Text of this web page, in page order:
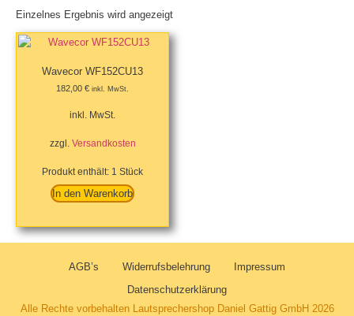
Einzelnes Ergebnis wird angezeigt
Wavecor WF152CU13
182,00 € inkl. MwSt.
inkl. MwSt.
zzgl. Versandkosten
Produkt enthält: 1 Stück
In den Warenkorb
AGB’s Widerrufsbelehrung
Impressum
Datenschutzerklärung
Alle Rechte vorbehalten Lautsprechershop Daniel Gattig GmbH 2026